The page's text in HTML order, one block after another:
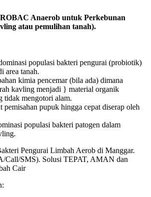
Anaerob untuk Perkebunan
atau pemulihan tanah).
populasi bakteri pengurai (probiotik)
area tanah.
kimia pencemar (bila ada) dimana
kavling menjadi } material organik
tidak mengotori alam.
pemisahan pupuk hingga cepat diserap oleh
populasi bakteri patogen dalam